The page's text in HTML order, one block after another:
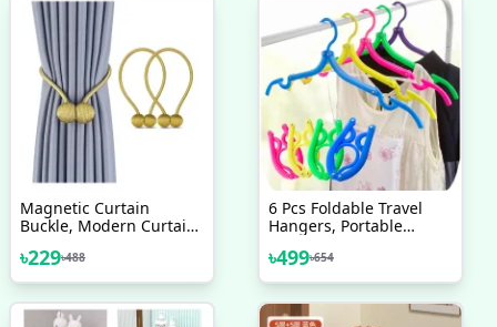
Magnetic Curtain
Buckle, Modern Curtain
Decoration, Living Room
Accessories - 1 Pair
৳229৳488
6 Pcs Foldable Travel
Hangers, Portable
Cloth Hanger Rack
Travel Accessories
Hanger
৳499৳654